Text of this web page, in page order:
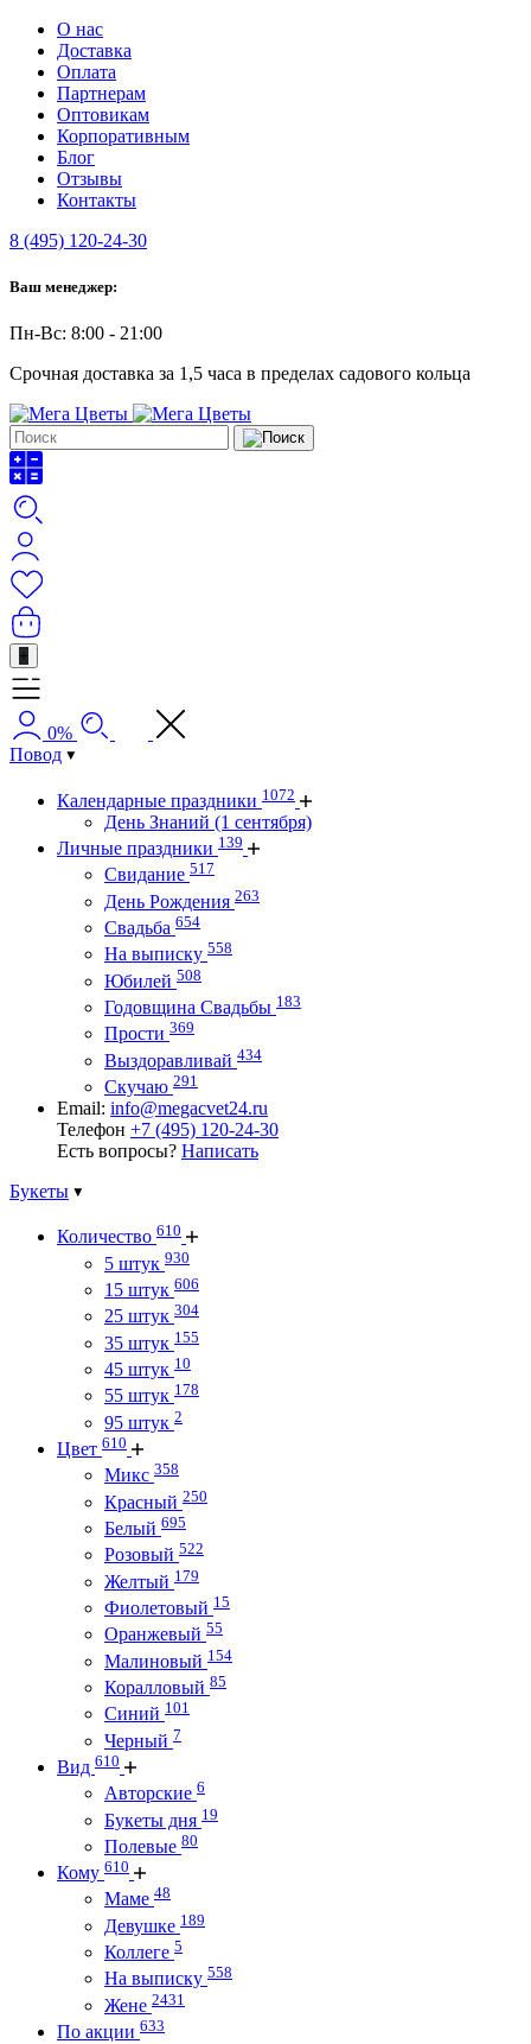
О нас
Доставка
Оплата
Партнерам
Оптовикам
Корпоративным
Блог
Отзывы
Контакты
8 (495) 120-24-30
Ваш менеджер:
Пн-Вс: 8:00 - 21:00
Срочная доставка за 1,5 часа в пределах садового кольца
+
0%
Повод
Календарные праздники 1072
День Знаний (1 сентября)
Личные праздники 139
Свидание 517
День Рождения 263
Свадьба 654
На выписку 558
Юбилей 508
Годовщина Свадьбы 183
Прости 369
Выздоравливай 434
Скучаю 291
Email: info@megacvet24.ru
Телефон +7 (495) 120-24-30
Есть вопросы? Написать
Букеты
Количество 610
5 штук 930
15 штук 606
25 штук 304
35 штук 155
45 штук 10
55 штук 178
95 штук 2
Цвет 610
Микс 358
Красный 250
Белый 695
Розовый 522
Желтый 179
Фиолетовый 15
Оранжевый 55
Малиновый 154
Коралловый 85
Синий 101
Черный 7
Вид 610
Авторские 6
Букеты дня 19
Полевые 80
Кому 610
Маме 48
Девушке 189
Коллеге 5
На выписку 558
Жене 2431
По акции 633